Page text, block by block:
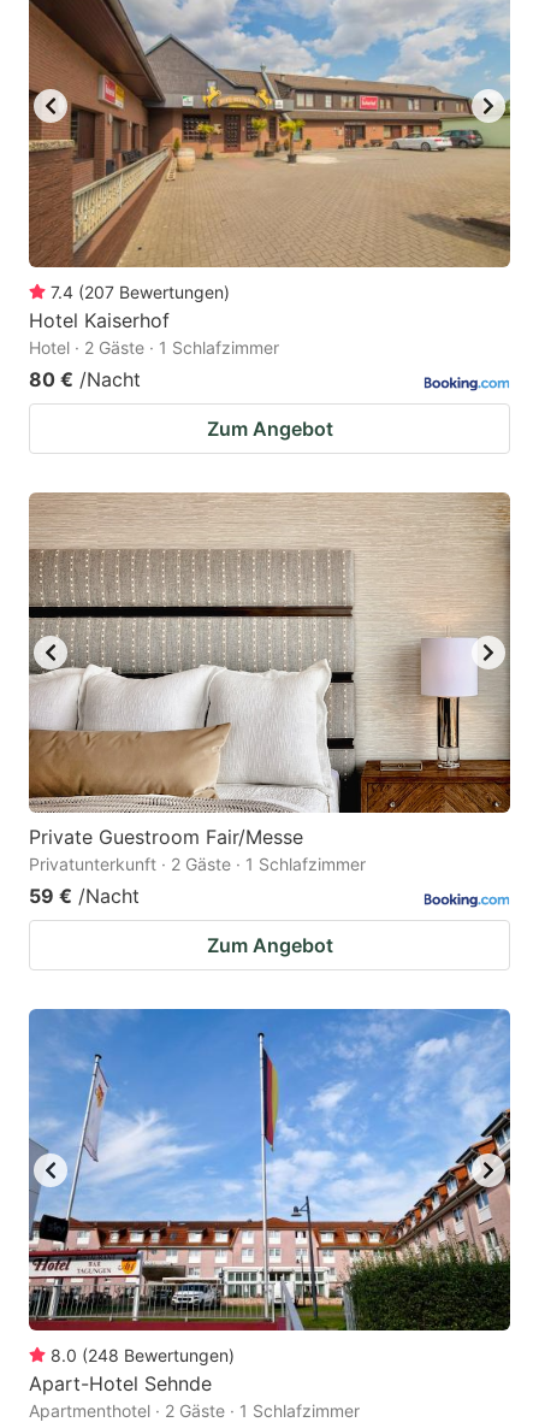
7.4 (207 Bewertungen)
Hotel Kaiserhof
Hotel · 2 Gäste · 1 Schlafzimmer
80 € /Nacht
Zum Angebot
Private Guestroom Fair/Messe
Privatunterkunft · 2 Gäste · 1 Schlafzimmer
59 € /Nacht
Zum Angebot
8.0 (248 Bewertungen)
Apart-Hotel Sehnde
Apartmenthotel · 2 Gäste · 1 Schlafzimmer